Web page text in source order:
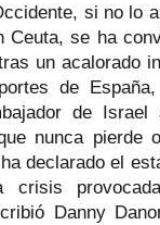
si no lo
Ceuta, se ha
un acalorado
de
de
nunca pierde
declarado el
crisis
Danny